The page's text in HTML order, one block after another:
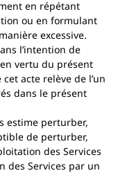
en répétant
ou en formulant
excessive.
l’intention de
vertu du présent
acte relève de l’un
dans le présent
estime perturber,
de perturber,
des Services
des Services par un